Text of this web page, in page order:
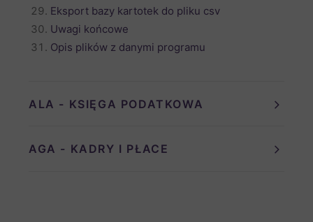
Eksport bazy kartotek do pliku csv
Uwagi końcowe
Opis plików z danymi programu
ALA - KSIĘGA PODATKOWA
AGA - KADRY I PŁACE